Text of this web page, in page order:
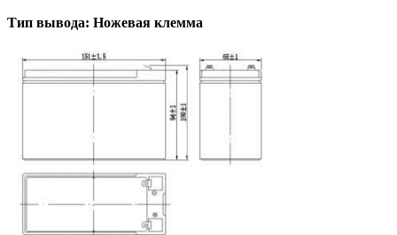
Тип вывода: Ножевая клемма